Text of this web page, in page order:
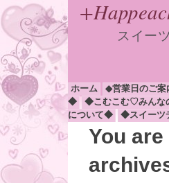
スイー
ホーム ◆営業日のご
◆
◆こむこむ♡みんな
について◆
◆スイーツ
You